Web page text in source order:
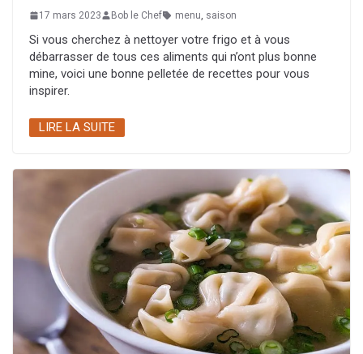
17 mars 2023 Bob le Chef menu, saison
Si vous cherchez à nettoyer votre frigo et à vous
débarrasser de tous ces aliments qui n’ont plus bonne
mine, voici une bonne pelletée de recettes pour vous
inspirer.
LIRE LA SUITE